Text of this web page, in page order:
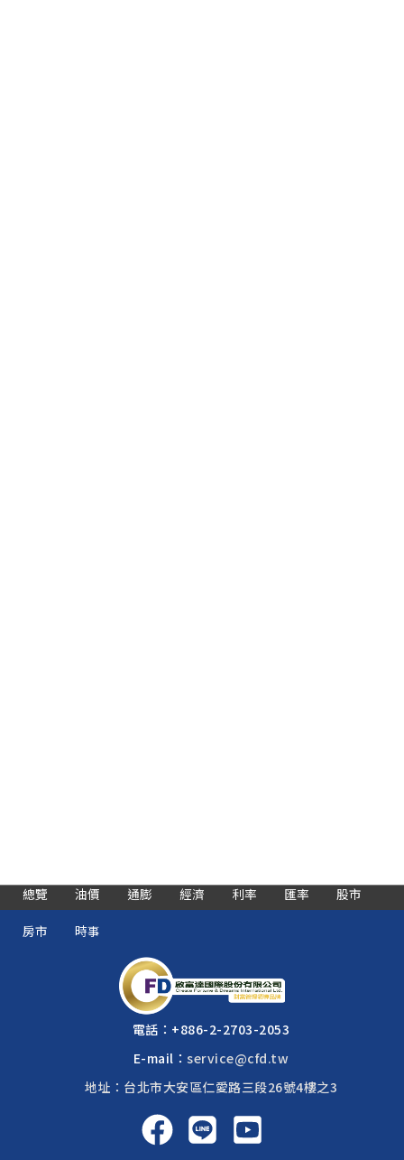
總覽 油價 通膨 經濟 利率 匯率 股市
房市 時事
電話： +886-2-2703-2053
E-mail：service@cfd.tw
地址：台北市大安區仁愛路三段26號4樓之3